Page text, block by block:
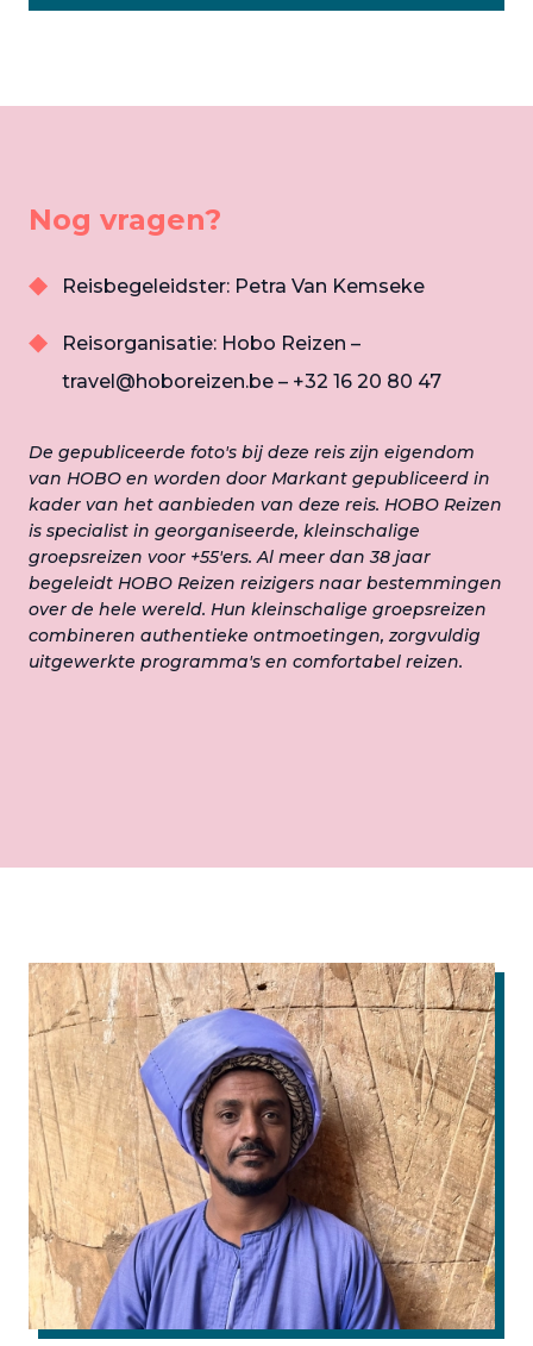
Nog vragen?
Reisbegeleidster: Petra Van Kemseke
Reisorganisatie: Hobo Reizen –
travel@hoboreizen.be – +32 16 20 80 47
De gepubliceerde foto's bij deze reis zijn eigendom
van HOBO en worden door Markant gepubliceerd in
kader van het aanbieden van deze reis. HOBO Reizen
is specialist in georganiseerde, kleinschalige
groepsreizen voor +55'ers. Al meer dan 38 jaar
begeleidt HOBO Reizen reizigers naar bestemmingen
over de hele wereld. Hun kleinschalige groepsreizen
combineren authentieke ontmoetingen, zorgvuldig
uitgewerkte programma's en comfortabel reizen.